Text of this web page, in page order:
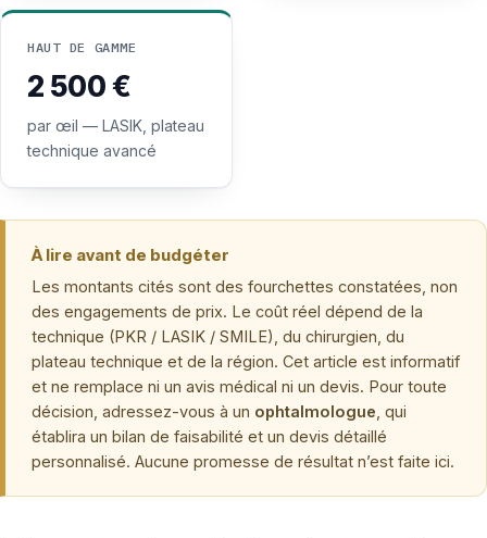
HAUT DE GAMME
2 500 €
par œil — LASIK, plateau
technique avancé
À lire avant de budgéter
Les montants cités sont des fourchettes constatées, non
des engagements de prix. Le coût réel dépend de la
technique (PKR / LASIK / SMILE), du chirurgien, du
plateau technique et de la région. Cet article est informatif
et ne remplace ni un avis médical ni un devis. Pour toute
décision, adressez-vous à un ophtalmologue , qui
établira un bilan de faisabilité et un devis détaillé
personnalisé. Aucune promesse de résultat n’est faite ici.